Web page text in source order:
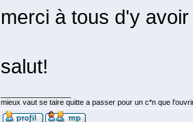
merci à tous d'y
salut!
mieux vaut se taire quitte a passer pour un c*n que